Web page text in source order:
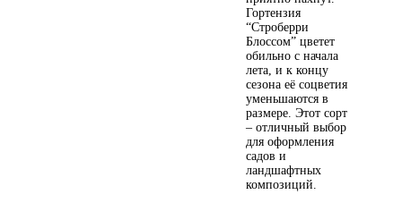
Гортензия
“Строберри
Блоссом” цветет
обильно с начала
лета, и к концу
сезона её соцветия
уменьшаются в
размере. Этот сорт
– отличный выбор
для оформления
садов и
ландшафтных
композиций.